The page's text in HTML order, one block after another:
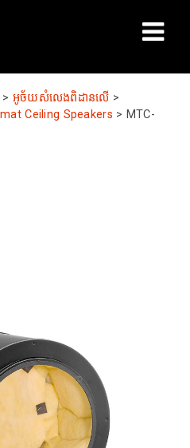
> អូច័យសំលេងពិដានលើ >
Ceiling Speakers > MTC-